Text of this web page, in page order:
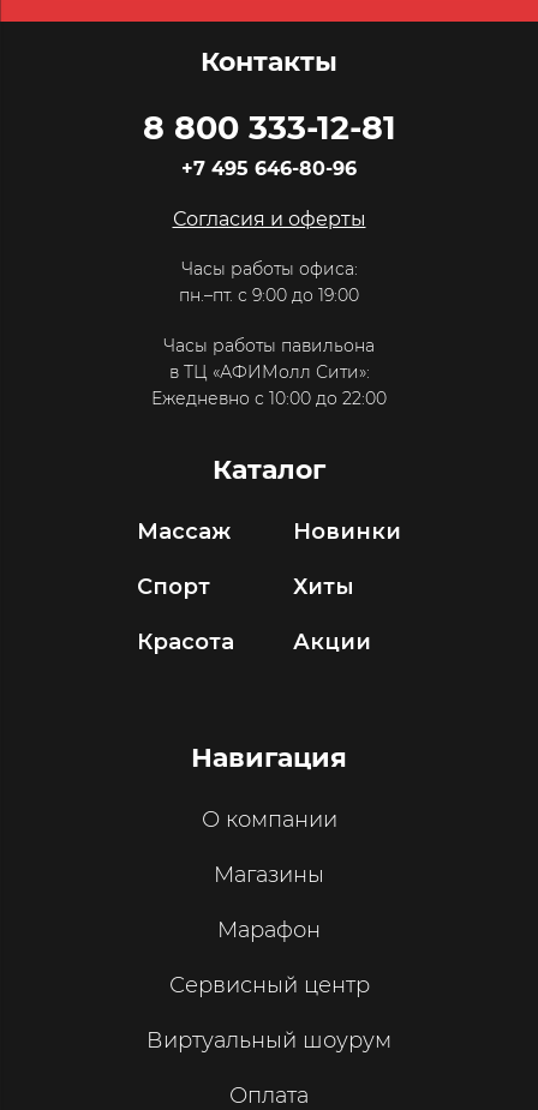
Контакты
8 800 333-12-81
+7 495 646-80-96
Согласия и оферты
Часы работы офиса:
пн.–пт. с 9:00 до 19:00
Часы работы павильона
в ТЦ «АФИМолл Сити»:
Ежедневно с 10:00 до 22:00
Каталог
Массаж
Спорт
Красота
Новинки
Хиты
Акции
Навигация
О компании
Магазины
Марафон
Сервисный центр
Виртуальный шоурум
Оплата